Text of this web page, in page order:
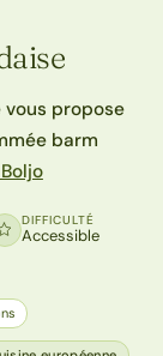
vous propose
barm
DIFFICULTÉ
Accessible